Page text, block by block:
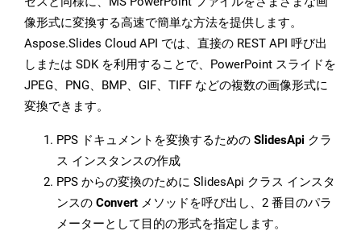
像形式に変換する高速で簡単な方法を提供します。
Aspose.Slides Cloud API では、直接の REST API 呼び出
しまたは SDK を利用することで、PowerPoint スライドを
JPEG、PNG、BMP、GIF、TIFF などの複数の画像形式に
変換できます。
PPS ドキュメントを変換するための SlidesApi クラ
ス インスタンスの作成
PPS からの変換のために SlidesApi クラス インスタ
ンスの Convert メソッドを呼び出し、2 番目のパラ
メーターとして目的の形式を指定します。